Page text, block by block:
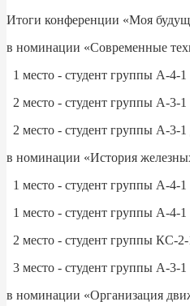
Итоги конференции «Моя
в номинации «Современные
1 место - студент группы А-4-
2 место - студент группы А-3-
2 место - студент группы А-3-
в номинации «История
1 место - студент группы А-
1 место - студент группы А-4-
2 место - студент группы КС-
3 место - студент группы А-3-
в номинации «Организация